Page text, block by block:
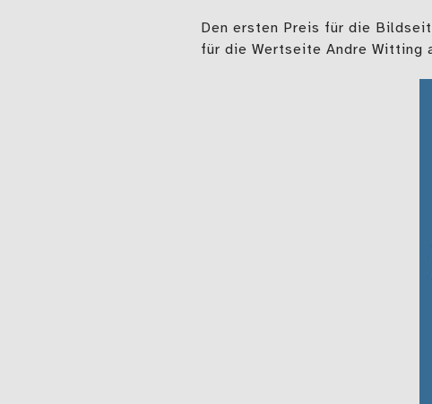
Den ersten Preis für die
für die Wertseite Andre Witting